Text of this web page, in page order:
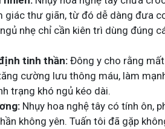
giác thư giãn, từ đó dễ dàng đưa
nhẹ chỉ cần kiên trì dùng đúng
tinh thần: Đông y cho rằng
cường lưu thông máu, làm
trạng khó ngủ kéo dài.
Nhụy hoa nghệ tây có tính ôn,
không yên. Tuấn tôi đã gặp
Tham gia nhóm